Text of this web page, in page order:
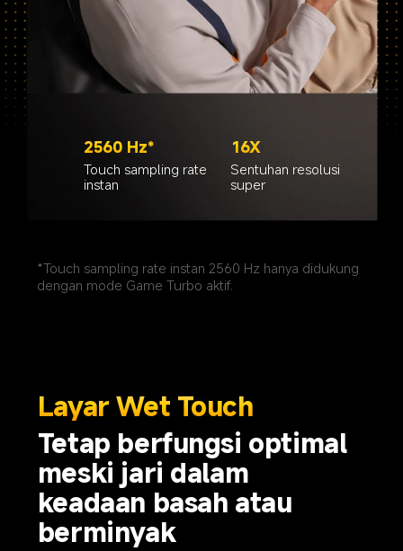
2560 Hz*
Touch sampling rate
instan
16X
Sentuhan resolusi
super
*Touch sampling rate instan 2560 Hz hanya didukung
dengan mode Game Turbo aktif.
Layar Wet Touch
Tetap berfungsi optimal
meski jari dalam
keadaan basah atau
berminyak